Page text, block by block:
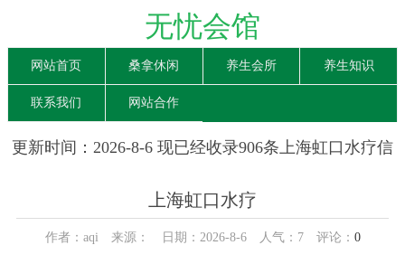
无忧会馆
网站首页 桑拿休闲 养生会所 养生知识
联系我们 网站合作
更新时间：2026-8-6 现已经收录906条上海虹口水疗信
上海虹口水疗
作者：aqi 来源： 日期：2026-8-6 人气： 7评论： 0